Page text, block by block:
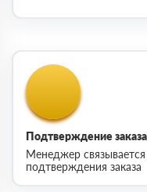
Подтверждение заказа
Менеджер
подтверждения заказа